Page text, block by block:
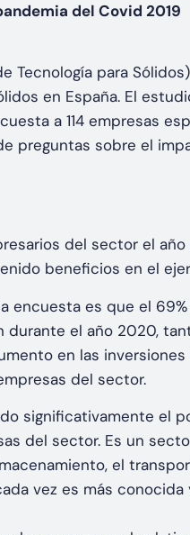
del Covid 2019
Tecnología para
en España. El
a 114 empresas
preguntas sobre el
del sector el año
beneficios en el
encuesta es que el
el año 2020,
en las inversiones
del sector.
significativamente el
del sector. Es un
el
vez es más conocida